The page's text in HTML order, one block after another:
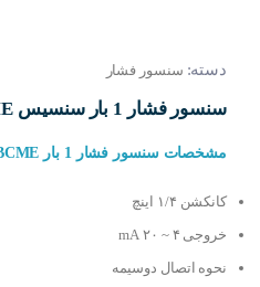
دسته: سنسور فشار
سنسور فشار 1 بار سنسیس PFAH0001BCME
مشخصات سنسور فشار 1 بار SENSYS PFAH0001BCME :
کانکشن ۱/۴ اینچ
خروجی ۴ ~ ۲۰ mA
نحوه اتصال دوسیمه